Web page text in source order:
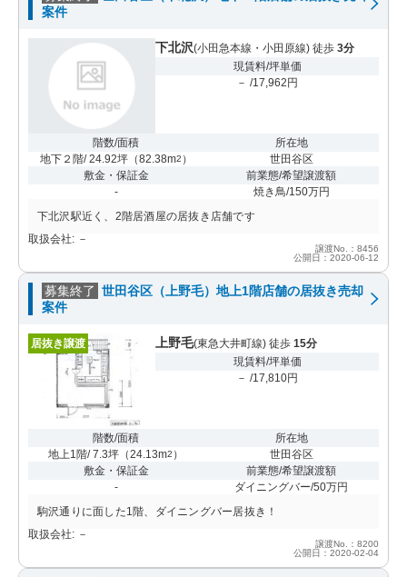
案件
下北沢(小田急本線・小田原線) 徒歩 3分
現賃料/坪単価
－ /17,962円
階数/面積
地下２階/ 24.92坪（82.38m2 ）
所在地
世田谷区
敷金・保証金
-
前業態/希望譲渡額
焼き鳥/150万円
下北沢駅近く、2階居酒屋の居抜き店舗です
取扱会社: －
譲渡No.：8456
公開日：2020-06-12
募集終了 世田谷区（上野毛）地上1階店舗の居抜き売却
案件
居抜き譲渡 上野毛(東急大井町線) 徒歩 15分
現賃料/坪単価
－ /17,810円
階数/面積
地上1階/ 7.3坪 （24.13m2 ）
所在地
世田谷区
敷金・保証金
-
前業態/希望譲渡額
ダイニングバー/50万円
駒沢通りに面した1階、ダイニングバー居抜き！
取扱会社: －
譲渡No.：8200
公開日：2020-02-04